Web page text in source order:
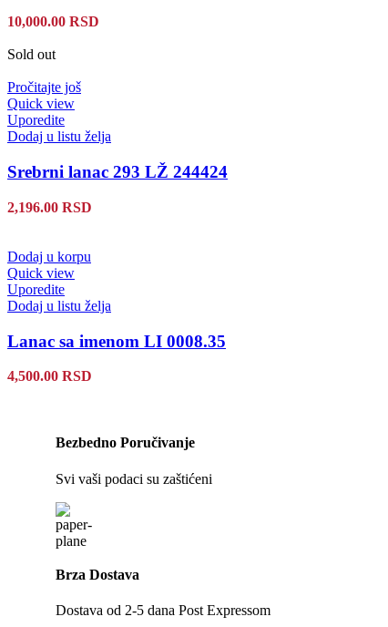
10,000.00 RSD
Sold out
Pročitajte još
Quick view
Uporedite
Dodaj u listu želja
Srebrni lanac 293 LŽ 244424
2,196.00 RSD
Dodaj u korpu
Quick view
Uporedite
Dodaj u listu želja
Lanac sa imenom LI 0008.35
4,500.00 RSD
Bezbedno Poručivanje
Svi vaši podaci su zaštićeni
Brza Dostava
Dostava od 2-5 dana Post Expressom